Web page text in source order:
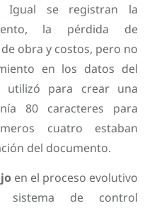
Igual se registran la
la pérdida de
obra y costos, pero no
en los datos del
utilizó para crear una
80 caracteres para
cuatro estaban
del documento.
en el proceso evolutivo
de control